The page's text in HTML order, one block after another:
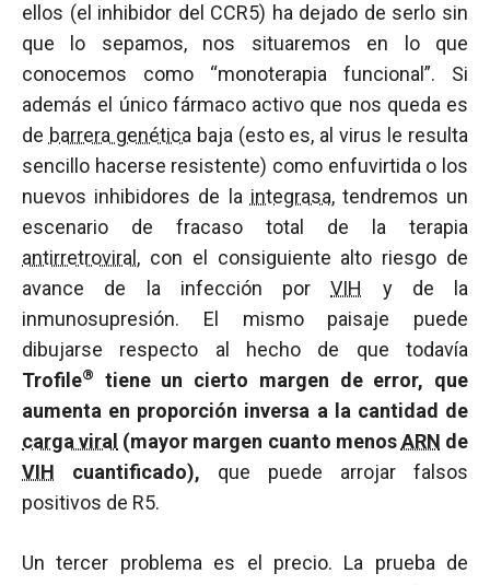
ellos (el inhibidor del CCR5) ha dejado de serlo sin
que lo sepamos, nos situaremos en lo que
conocemos como “monoterapia funcional”. Si
además el único fármaco activo que nos queda es
de barrera genética baja (esto es, al virus le resulta
sencillo hacerse resistente) como enfuvirtida o los
nuevos inhibidores de la integrasa, tendremos un
escenario de fracaso total de la terapia
antirretroviral , con el consiguiente alto riesgo de
avance de la infección porVIH
y de la
inmunosupresión. El mismo paisaje puede
dibujarse respecto al hecho de que todavía
Trofile®
tiene un cierto margen de error, que
aumenta en proporción inversa a la cantidad de
carga viral (mayor margen cuanto menosARN de
VIH cuantificado), que puede arrojar falsos
positivos de R5.
Un tercer problema es el precio. La prueba de